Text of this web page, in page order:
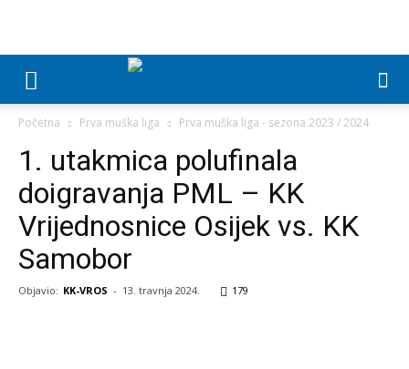
Početna Prva muška liga Prva muška liga - sezona 2023 / 2024
1. utakmica polufinala
doigravanja PML – KK
Vrijednosnice Osijek vs. KK
Samobor
Objavio: KK-VROS - 13. travnja 2024. 179